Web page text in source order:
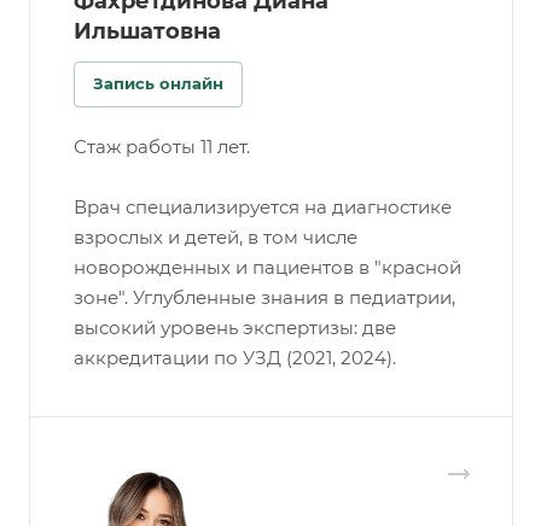
Ильшатовна
Запись онлайн
Стаж работы 11 лет.
Врач специализируется на диагностике
взрослых и детей, в том числе
новорожденных и пациентов в "красной
зоне". Углубленные знания в педиатрии,
высокий уровень экспертизы: две
аккредитации по УЗД (2021, 2024).